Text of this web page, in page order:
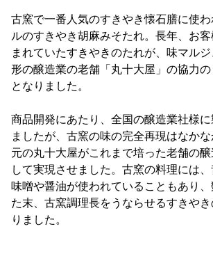
古窯で一番人気のすきやき懐石膳に使
ルのすきやき胡麻みそたれ。長年、お
まれていたすきやきのたれが、味マル
形の醸造業の老舗「丸十大屋」の協力
となりました。
商品開発にあたり、全国の醸造業社様
ましたが、古窯の味の完全再現はなか
元の丸十大屋がこれまで培った老舗の
して実現させました。古窯の料理には
味噌や醤油が使われていることもあり
た末、古窯調理長をうならせるすきや
りました。